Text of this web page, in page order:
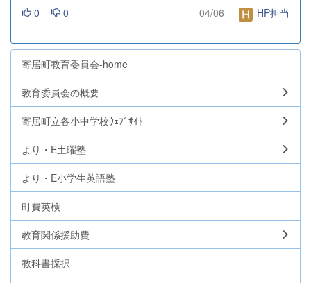
0 0 04/06 HP担当
寄居町教育委員会-home
教育委員会の概要
寄居町立各小中学校ｳｪﾌﾞｻｲﾄ
より・E土曜塾
より・E小学生英語塾
町費英検
教育関係援助費
教科書採択